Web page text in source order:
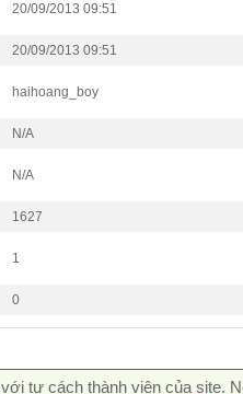
20/09/2013 09:51
20/09/2013 09:51
haihoang_boy
N/A
N/A
1627
1
0
với tư cách thành viên của site.